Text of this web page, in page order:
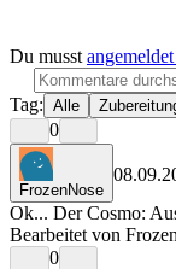
Du musst
Tag: Alle
0
FrozenNose
Ok... Der Cosmo:
Bearbeitet von
0